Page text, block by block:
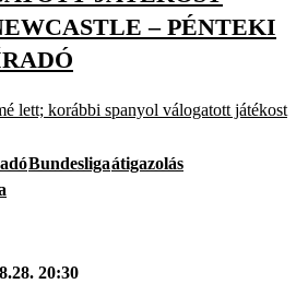
– PÉNTEKI
lett; korábbi spanyol válogatott játékost
Bundesligaátigazolás
20:30